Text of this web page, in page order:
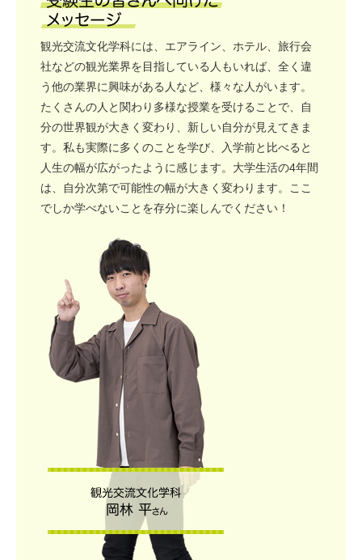
観光交流文化学科には、エアライン、ホテル、旅行会
社などの観光業界を目指している人もいれば、全く違
う他の業界に興味がある人など、様々な人がいます。
たくさんの人と関わり多様な授業を受けることで、自
分の世界観が大きく変わり、新しい自分が見えてきま
す。私も実際に多くのことを学び、入学前と比べると
人生の幅が広がったように感じます。大学生活の4年間
は、自分次第で可能性の幅が大きく変わります。ここ
でしか学べないことを存分に楽しんでください！